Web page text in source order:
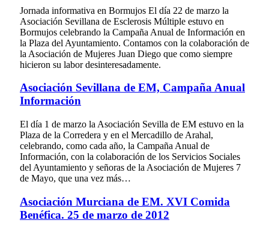
Jornada informativa en Bormujos El día 22 de marzo la
Asociación Sevillana de Esclerosis Múltiple estuvo en
Bormujos celebrando la Campaña Anual de Información en
la Plaza del Ayuntamiento. Contamos con la colaboración de
la Asociación de Mujeres Juan Diego que como siempre
hicieron su labor desinteresadamente.
Asociación Sevillana de EM, Campaña Anual
Información
El día 1 de marzo la Asociación Sevilla de EM estuvo en la
Plaza de la Corredera y en el Mercadillo de Arahal,
celebrando, como cada año, la Campaña Anual de
Información, con la colaboración de los Servicios Sociales
del Ayuntamiento y señoras de la Asociación de Mujeres 7
de Mayo, que una vez más…
Asociación Murciana de EM. XVI Comida
Benéfica. 25 de marzo de 2012